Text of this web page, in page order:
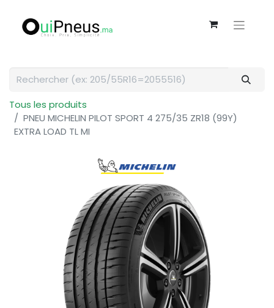
Tous les produits
PNEU MICHELIN PILOT SPORT 4 275/35 ZR18 (99Y)
EXTRA LOAD TL MI